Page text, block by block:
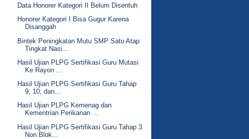
Data Honorer Kategori II Belum Disentuh
Honorer Kategori I Bisa Gugur Karena
Disanggah
Bintek Peningkatan Mutu SMP Satu Atap
Tingkat Nasi...
Hasil Ujian PLPG Sertifikasi Guru Mutasi
Ke Rayon ...
Hasil Ujian PLPG Sertifikasi Guru Tahap
9, 10, dan...
Hasil Ujian PLPG Kemenag dan
Kementrian Perikanan ...
Hasil Ujian PLPG Sertifikasi Guru Tahap 3
Non Blok...